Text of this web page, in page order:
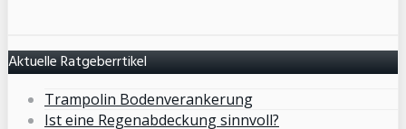
Aktuelle Ratgeberrtikel
Trampolin Bodenverankerung
Ist eine Regenabdeckung sinnvoll?